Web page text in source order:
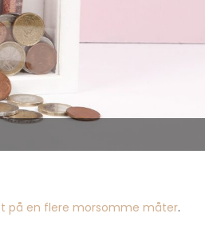
på en flere morsomme måter.